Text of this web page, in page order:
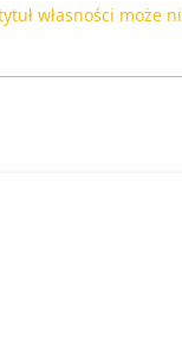
własności może